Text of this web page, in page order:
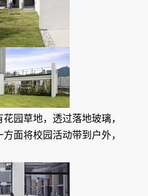
园草地，透过落地玻璃，
面将校园活动带到户外，